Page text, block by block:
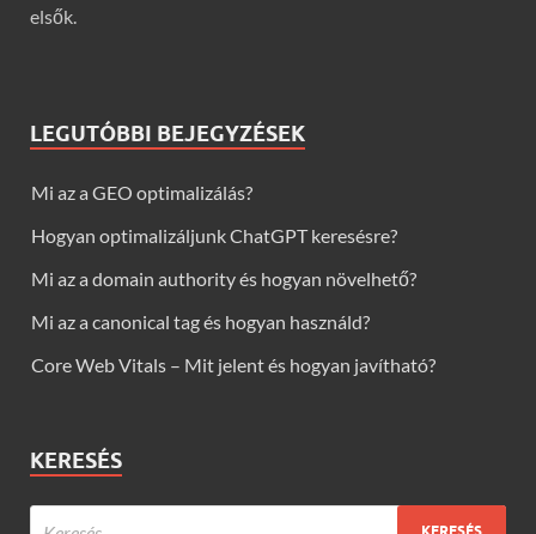
elsők.
LEGUTÓBBI BEJEGYZÉSEK
Mi az a GEO optimalizálás?
Hogyan optimalizáljunk ChatGPT keresésre?
Mi az a domain authority és hogyan növelhető?
Mi az a canonical tag és hogyan használd?
Core Web Vitals – Mit jelent és hogyan javítható?
KERESÉS